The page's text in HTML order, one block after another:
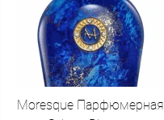
Moresque Парфюмерная